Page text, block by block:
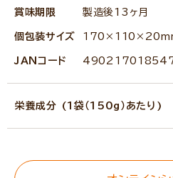
賞味期限 製造後13ヶ月
個包装サイズ
JANコード
栄養成分 (1袋（150g）あたり)